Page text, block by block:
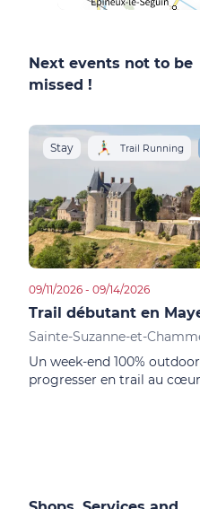
Next events not to be
missed !
Stay Trail Running
09/11/2026 - 09/14/2026
Trail débutant en
Sainte-Suzanne-et-
Un week-end 100%
progresser en trail au